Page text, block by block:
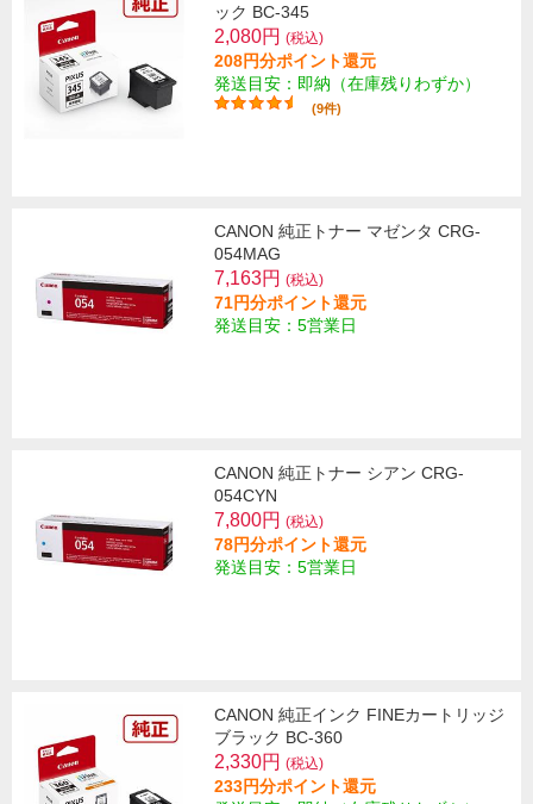
ック BC-345
2,080円 (税込)
208円分ポイント還元
発送目安：即納（在庫残りわずか）
(9件)
CANON 純正トナー マゼンタ CRG-
054MAG
7,163円 (税込)
71円分ポイント還元
発送目安：5営業日
CANON 純正トナー シアン CRG-
054CYN
7,800円 (税込)
78円分ポイント還元
発送目安：5営業日
CANON 純正インク FINEカートリッジ
ブラック BC-360
2,330円 (税込)
233円分ポイント還元